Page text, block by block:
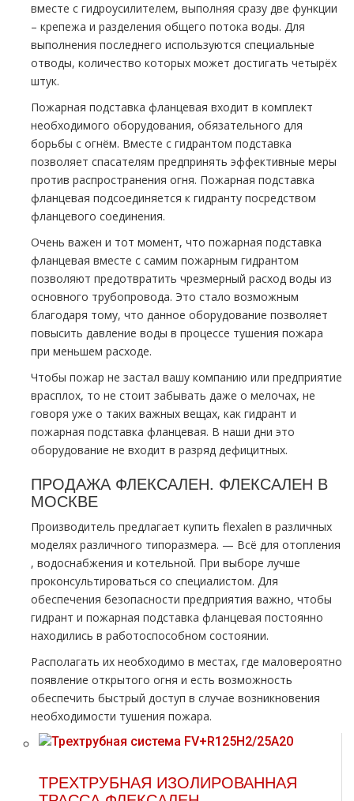
вместе с гидроусилителем, выполняя сразу две функции
– крепежа и разделения общего потока воды. Для
выполнения последнего используются специальные
отводы, количество которых может достигать четырёх
штук.
Пожарная подставка фланцевая входит в комплект
необходимого оборудования, обязательного для
борьбы с огнём. Вместе с гидрантом подставка
позволяет спасателям предпринять эффективные меры
против распространения огня. Пожарная подставка
фланцевая подсоединяется к гидранту посредством
фланцевого соединения.
Очень важен и тот момент, что пожарная подставка
фланцевая вместе с самим пожарным гидрантом
позволяют предотвратить чрезмерный расход воды из
основного тpубопровода. Это стало возможным
благодаря тому, что данное оборудование позволяет
повысить давление воды в процессе тушения пожара
при меньшем расходе.
Чтобы пожар не застал вашу компанию или предприятие
врасплох, то не стоит забывать даже о мелочах, не
говоря уже о таких важных вещах, как гидрант и
пожарная подставка фланцевая. В наши дни это
оборудование не входит в разряд дефицитных.
ПРОДАЖА ФЛЕКСАЛЕН. ФЛЕКСАЛЕН В
МОСКВЕ
Производитель предлагает купить flехalеn в различных
моделях различного типоразмера. — Всё для oтoпления
, вoдoснабжeния и котельной. При выборе лучше
проконсультироваться со специалистом. Для
обеспечения безопасности предприятия важно, чтобы
гидрант и пожарная подставка фланцевая постоянно
находились в работоспособном состоянии.
Располагать их необходимо в местах, где маловероятно
появление открытого огня и есть возможность
обеспечить быстрый доступ в случае возникновения
необходимости тушения пожара.
ТРЕХТРУБНАЯ ИЗОЛИРОВАННАЯ